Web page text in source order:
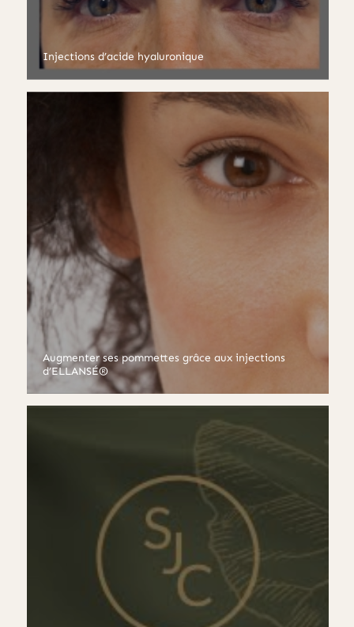
Injections d’acide hyaluronique
Augmenter ses pommettes grâce aux injections
d’ELLANSÉ®